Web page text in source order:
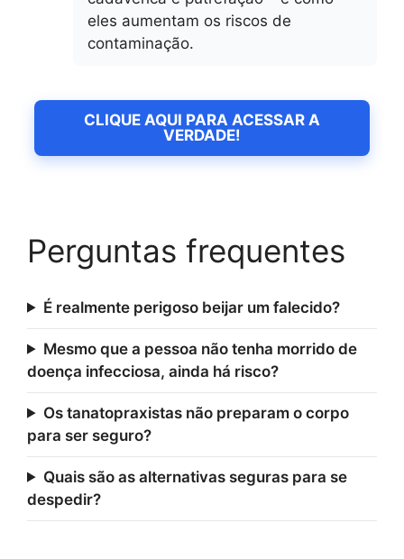
eles aumentam os riscos de
contaminação.
CLIQUE AQUI PARA ACESSAR A
VERDADE!
Perguntas frequentes
É realmente perigoso beijar um falecido?
Mesmo que a pessoa não tenha morrido de
doença infecciosa, ainda há risco?
Os tanatopraxistas não preparam o corpo
para ser seguro?
Quais são as alternativas seguras para se
despedir?